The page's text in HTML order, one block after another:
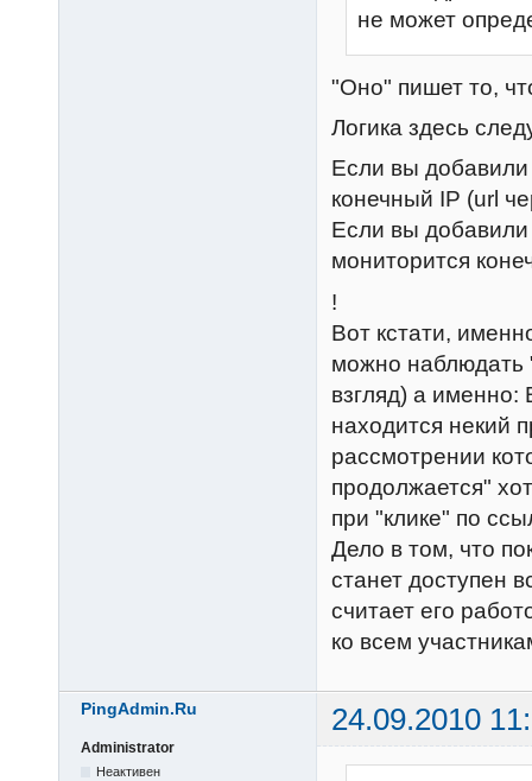
не может
"Оно" пишет то,
Логика здесь
Если вы добавили
конечный IP (url
Если вы добавили
мониторится
!
Вот кстати,
можно наблюдать
взгляд) а
находится некий
рассмотрении
продолжается"
при "клике" по
Дело в том, что
станет доступен
считает его
ко всем
PingAdmin.Ru 24.09.2010
Administrator
Неактивен